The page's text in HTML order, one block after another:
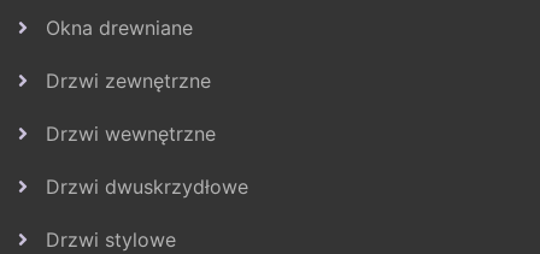
Okna drewniane
Drzwi zewnętrzne
Drzwi wewnętrzne
Drzwi dwuskrzydłowe
Drzwi stylowe